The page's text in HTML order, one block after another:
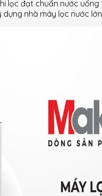
lọc đạt chuẩn nước
nhà máy lọc nước